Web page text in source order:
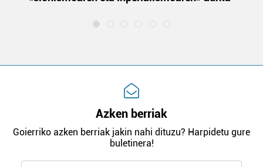
Azken berriak
Goierriko azken berriak jakin nahi dituzu? Harpidetu gure
buletinera!